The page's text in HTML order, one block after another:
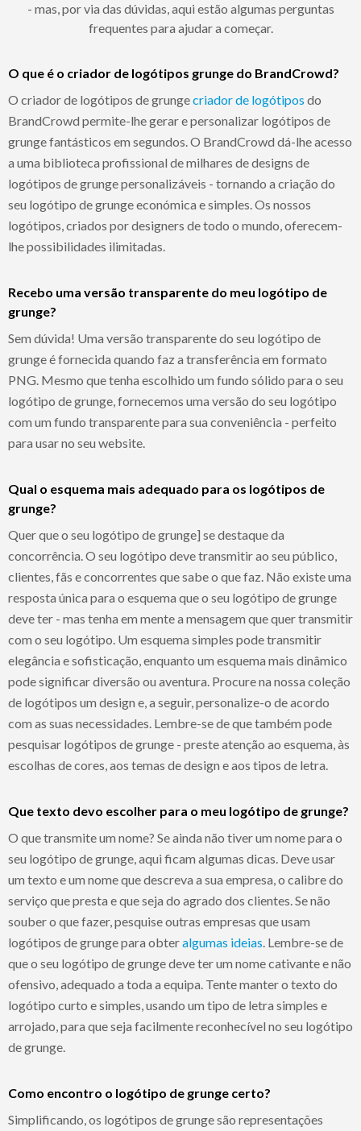
- mas, por via das dúvidas, aqui estão algumas perguntas
frequentes para ajudar a começar.
O que é o criador de logótipos grunge do BrandCrowd?
O criador de logótipos de grungecriador de logótipos do
BrandCrowd permite-lhe gerar e personalizar logótipos de
grunge fantásticos em segundos. O BrandCrowd dá-lhe acesso
a uma biblioteca profissional de milhares de designs de
logótipos de grunge personalizáveis - tornando a criação do
seu logótipo de grunge económica e simples. Os nossos
logótipos, criados por designers de todo o mundo, oferecem-
lhe possibilidades ilimitadas.
Recebo uma versão transparente do meu logótipo de
grunge?
Sem dúvida! Uma versão transparente do seu logótipo de
grunge é fornecida quando faz a transferência em formato
PNG. Mesmo que tenha escolhido um fundo sólido para o seu
logótipo de grunge, fornecemos uma versão do seu logótipo
com um fundo transparente para sua conveniência - perfeito
para usar no seu website.
Qual o esquema mais adequado para os logótipos de
grunge?
Quer que o seu logótipo de grunge] se destaque da
concorrência. O seu logótipo deve transmitir ao seu público,
clientes, fãs e concorrentes que sabe o que faz. Não existe uma
resposta única para o esquema que o seu logótipo de grunge
deve ter - mas tenha em mente a mensagem que quer transmitir
com o seu logótipo. Um esquema simples pode transmitir
elegância e sofisticação, enquanto um esquema mais dinâmico
pode significar diversão ou aventura. Procure na nossa coleção
de logótipos um design e, a seguir, personalize-o de acordo
com as suas necessidades. Lembre-se de que também pode
pesquisar logótipos de grunge - preste atenção ao esquema, às
escolhas de cores, aos temas de design e aos tipos de letra.
Que texto devo escolher para o meu logótipo de grunge?
O que transmite um nome? Se ainda não tiver um nome para o
seu logótipo de grunge, aqui ficam algumas dicas. Deve usar
um texto e um nome que descreva a sua empresa, o calibre do
serviço que presta e que seja do agrado dos clientes. Se não
souber o que fazer, pesquise outras empresas que usam
logótipos de grunge para obteralgumas ideias . Lembre-se de
que o seu logótipo de grunge deve ter um nome cativante e não
ofensivo, adequado a toda a equipa. Tente manter o texto do
logótipo curto e simples, usando um tipo de letra simples e
arrojado, para que seja facilmente reconhecível no seu logótipo
de grunge.
Como encontro o logótipo de grunge certo?
Simplificando, os logótipos de grunge são representações